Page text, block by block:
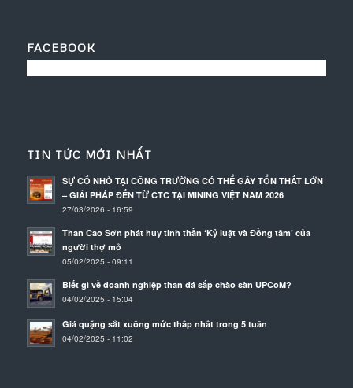
FACEBOOK
TIN TỨC MỚI NHẤT
SỰ CỐ NHỎ TẠI CÔNG TRƯỜNG CÓ THỂ GÂY TỔN THẤT LỚN
– GIẢI PHÁP ĐẾN TỪ CTC TẠI MINING VIỆT NAM 2026
27/03/2026 - 16:59
Than Cao Sơn phát huy tinh thần ‘Kỷ luật và Đồng tâm’ của
người thợ mỏ
05/02/2025 - 09:11
Biết gì về doanh nghiệp than đá sắp chào sàn UPCoM?
04/02/2025 - 15:04
Giá quặng sắt xuống mức thấp nhất trong 5 tuần
04/02/2025 - 11:02